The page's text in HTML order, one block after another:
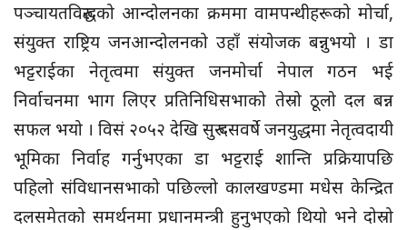
पञ्चायतविरुद्धको आन्दोलनका क्रममा वामपन्थीहरूको मोर्चा,
संयुक्त राष्ट्रिय जनआन्दोलनको उहाँ संयोजक बन्नुभयो । डा
भट्टराईका नेतृत्वमा संयुक्त जनमोर्चा नेपाल गठन भई
निर्वाचनमा भाग लिएर प्रतिनिधिसभाको तेस्रो ठूलो दल बन्न
सफल भयो । विसं २०५२ देखि सुरु दसवर्षे जनयुद्धमा नेतृत्वदायी
भूमिका निर्वाह गर्नुभएका डा भट्टराई शान्ति प्रक्रियापछि
पहिलो संविधानसभाको पछिल्लो कालखण्डमा मधेस केन्द्रित
दलसमेतको समर्थनमा प्रधानमन्त्री हुनुभएको थियो भने दोस्रो